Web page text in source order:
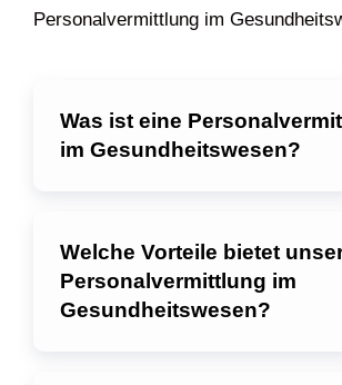
Personalvermittlung im
Was ist eine
im Gesundheitswesen?
Welche Vorteile bietet
Personalvermittlung im
Gesundheitswesen?